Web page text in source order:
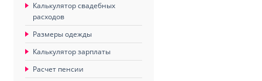
Калькулятор свадебных
расходов
Размеры одежды
Калькулятор зарплаты
Расчет пенсии